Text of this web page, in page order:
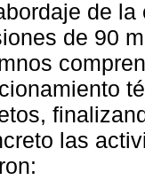
de
de 90
las